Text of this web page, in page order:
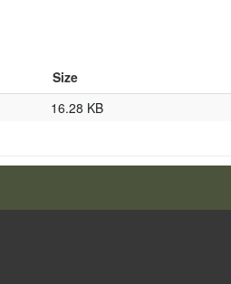
Size
16.28 KB